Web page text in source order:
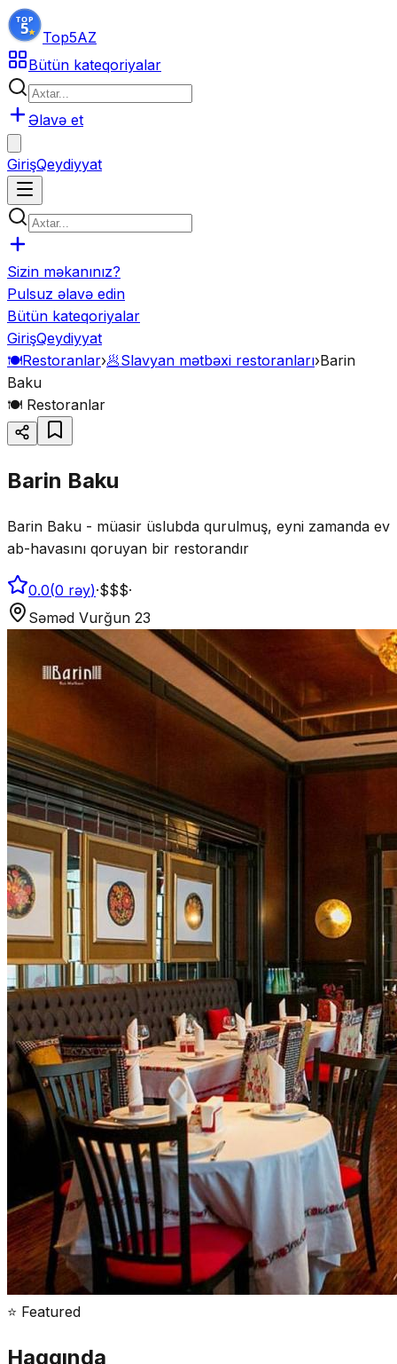
Top5AZ
Bütün kateqoriyalar
Əlavə et
GirişQeydiyyat
Sizin məkanınız?
Pulsuz əlavə edin
Bütün kateqoriyalar
GirişQeydiyyat
🍽️Restoranlar›🥟Slavyan mətbəxi restoranları›Barin
Baku
🍽️ Restoranlar
Barin Baku
Barin Baku - müasir üslubda qurulmuş, eyni zamanda ev
ab-havasını qoruyan bir restorandır
0.0(0 rəy)·$$$·
Səməd Vurğun 23
⭐ Featured
Haqqında